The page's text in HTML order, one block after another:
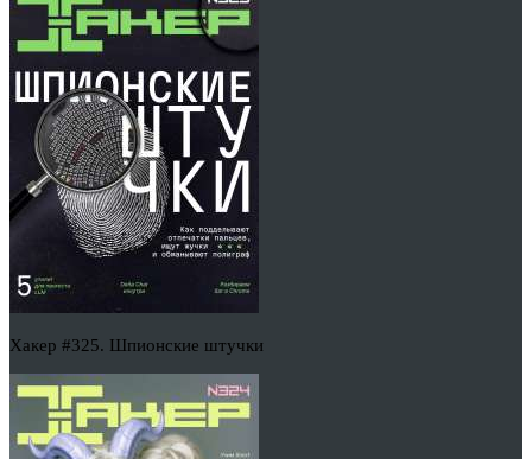
Хакер #325. Шпионские штучки